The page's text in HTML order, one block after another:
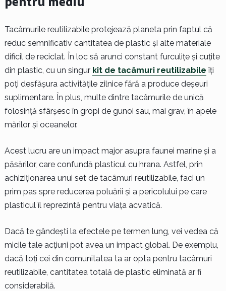
Tacâmurile reutilizabile protejează planeta prin faptul că
reduc semnificativ cantitatea de plastic și alte materiale
dificil de reciclat. În loc să arunci constant furculițe și cuțite
din plastic, cu un singur kit de tacâmuri reutilizabile îți
poți desfășura activitățile zilnice fără a produce deșeuri
suplimentare. În plus, multe dintre tacâmurile de unică
folosință sfârșesc în gropi de gunoi sau, mai grav, în apele
mărilor și oceanelor.
Acest lucru are un impact major asupra faunei marine și a
păsărilor, care confundă plasticul cu hrana. Astfel, prin
achiziționarea unui set de tacâmuri reutilizabile, faci un
prim pas spre reducerea poluării și a pericolului pe care
plasticul îl reprezintă pentru viața acvatică.
Dacă te gândești la efectele pe termen lung, vei vedea că
micile tale acțiuni pot avea un impact global. De exemplu,
dacă toți cei din comunitatea ta ar opta pentru tacâmuri
reutilizabile, cantitatea totală de plastic eliminată ar fi
considerabilă.